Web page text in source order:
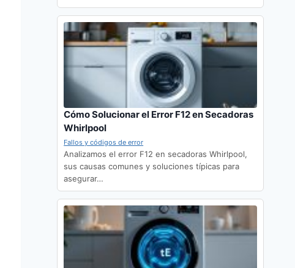
Cómo Solucionar el Error F12 en Secadoras
Whirlpool
Fallos y códigos de error
Analizamos el error F12 en secadoras Whirlpool,
sus causas comunes y soluciones típicas para
asegurar…